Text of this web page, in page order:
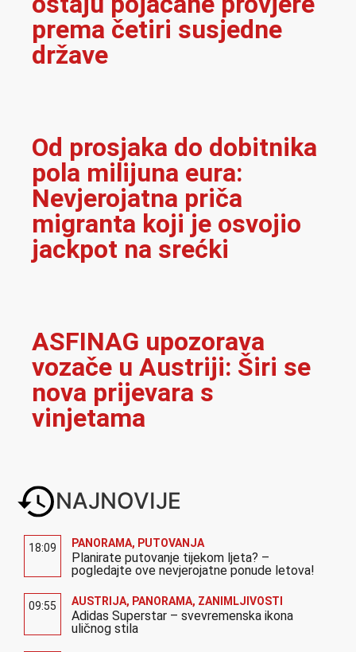
prema četiri susjedne
države
Od prosjaka do dobitnika
pola milijuna eura:
Nevjerojatna priča
migranta koji je osvojio
jackpot na srećki
ASFINAG upozorava
vozače u Austriji: Širi se
nova prijevara s
vinjetama
NAJNOVIJE
18:09 PANORAMA, PUTOVANJA
Planirate putovanje tijekom ljeta? –
pogledajte ove nevjerojatne ponude letova!
09:55 AUSTRIJA, PANORAMA, ZANIMLJIVOSTI
Adidas Superstar – svevremenska ikona
uličnog stila